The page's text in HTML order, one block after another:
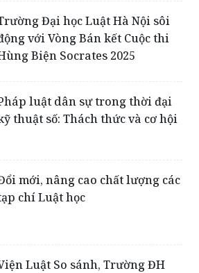
Đại học Luật Hà Nội sôi
với Vòng Bán kết Cuộc thi
Biện Socrates 2025
luật dân sự trong thời đại
thuật số: Thách thức và cơ hội
mới, nâng cao chất lượng các
chí Luật học
Luật So sánh, Trường ĐH